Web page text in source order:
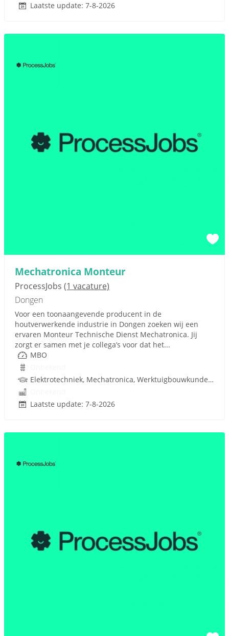
Laatste update: 7-8-2026
Mechatronica Monteur
ProcessJobs (1 vacature)
Dongen
Voor een toonaangevende producent in de
houtverwerkende industrie in Dongen zoeken wij een
ervaren Monteur Technische Dienst Mechatronica. Jij
zorgt er samen met je collega’s voor dat het...
MBO
Elektrotechniek, Mechatronica, Werktuigbouwkunde, Besturingstechniek, PLC, Hydrauliek
Laatste update: 7-8-2026